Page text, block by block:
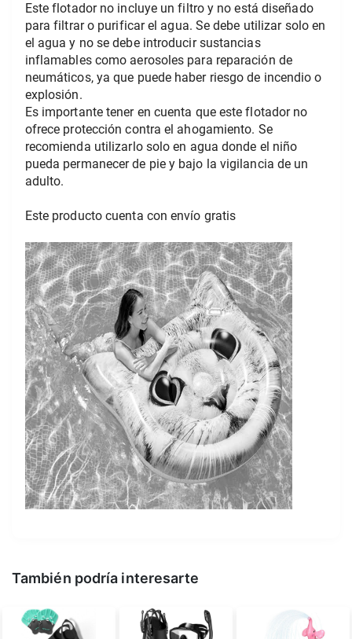
Este flotador no incluye un filtro y no está diseñado
para filtrar o purificar el agua. Se debe utilizar solo en
el agua y no se debe introducir sustancias
inflamables como aerosoles para reparación de
neumáticos, ya que puede haber riesgo de incendio o
explosión.
Es importante tener en cuenta que este flotador no
ofrece protección contra el ahogamiento. Se
recomienda utilizarlo solo en agua donde el niño
pueda permanecer de pie y bajo la vigilancia de un
adulto.
Este producto cuenta con envío gratis
También podría interesarte